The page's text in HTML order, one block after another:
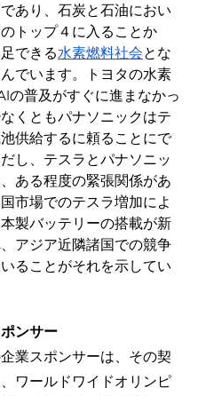
あり、石炭と石油におい
トップ４に入ることか
できる水素燃料社会とな
でいます。トヨタの水素
の普及がすぐに進まなかっ
くともパナソニックはテ
供給するに頼ることにで
し、テスラとパナソニッ
ある程度の緊張関係があ
市場でのテスラ増加によ
製バッテリーの搭載が新
アジア近隣諸国での競争
ることがそれを示してい
ンサー
業スポンサーは、その契
ワールドワイドオリンピ